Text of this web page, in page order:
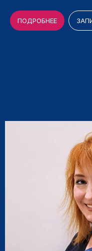
ПОДРОБНЕЕ